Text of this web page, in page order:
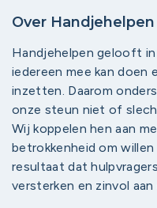
Over
Handjehelpen gelooft in
iedereen mee kan doen
inzetten. Daarom
onze steun niet of
Wij koppelen hen aan
betrokkenheid om
resultaat dat
versterken en zinvol